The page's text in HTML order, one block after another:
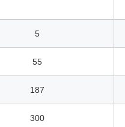
5
55
187
300